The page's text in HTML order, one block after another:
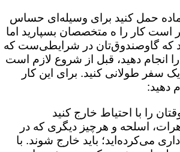
آماده حمل کنید برای وسیله‌ای حساس
است کار را ه متخصصان بسپارید اما
که گاوصندوق‌تان در شرایطی‌ست که
را انجام دهید، قبل از شروع لازم است
سفر طولانی کنید. برای این کار
دهید:
را با احتیاط خارج کنید
اسلحه و هرچیز دیگری که در
می‌کرده‌اید؛ باید خارج شوند. با